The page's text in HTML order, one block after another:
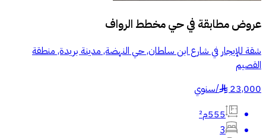
عروض مطابقة فيحي مخطط الرواف
شقة للإيجار في شارع ابن سلطان, حي النهضة, مدينة بريدة, منطقة
القصيم
23,000
§
/سنوي
555م²
3